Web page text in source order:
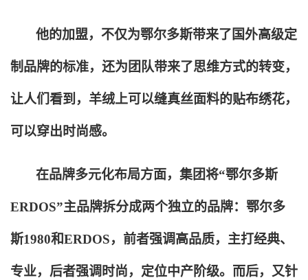
他的加盟，不仅为鄂尔多斯带来了国外高级定
制品牌的标准，还为团队带来了思维方式的转变，
让人们看到，羊绒上可以缝真丝面料的贴布绣花，
可以穿出时尚感。
在品牌多元化布局方面，集团将“鄂尔多斯
ERDOS”主品牌拆分成两个独立的品牌：鄂尔多
斯1980和ERDOS，前者强调高品质，主打经典、
专业，后者强调时尚，定位中产阶级。而后，又针